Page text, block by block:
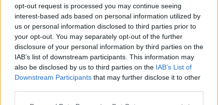
opt-out request is processed you may continue seeing
interest-based ads based on personal information utilized by
us or personal information disclosed to third parties prior to
your opt-out. You may separately opt-out of the further
disclosure of your personal information by third parties on the
IAB’s list of downstream participants. This information may
also be disclosed by us to third parties on the IAB’s List of
Downstream Participants that may further disclose it to other
Google tiene todo para darle la
vuelta a la situación